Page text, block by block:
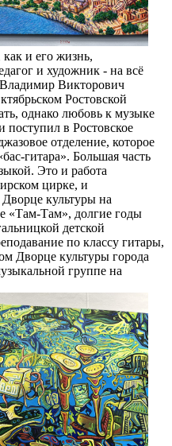
и его жизнь,
и художник - на всё
Владимир Викторович
Ростовской
однако любовь к музыке
поступил в Ростовское
отделение, которое
гитара». Большая часть
Это и работа
цирке, и
культуры на
«Там-Там», долгие годы
детской
по классу гитары,
Дворце культуры города
группе на